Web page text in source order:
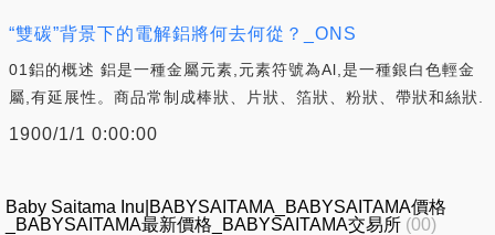
“雙碳”背景下的電解鋁將何去何從？_ONS
01鋁的概述 鋁是一種金屬元素,元素符號為Al,是一種銀白色輕金
屬,有延展性。商品常制成棒狀、片狀、箔狀、粉狀、帶狀和絲狀.
1900/1/1 0:00:00
Baby Saitama Inu|BABYSAITAMA_BABYSAITAMA價格
_BABYSAITAMA最新價格_BABYSAITAMA交易所 (00)